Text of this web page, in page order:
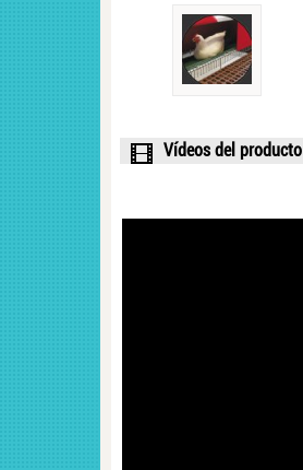
Vídeos del producto